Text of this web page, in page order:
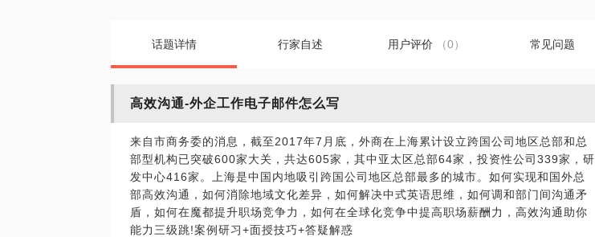
话题详情 行家自述 用户评价 （0） 常见问题
高效沟通-外企工作电子邮件怎么写
来自市商务委的消息，截至2017年7月底，外商在上海累计设立跨国公司地区总部和总
部型机构已突破600家大关，共达605家，其中亚太区总部64家，投资性公司339家，研
发中心416家。上海是中国内地吸引跨国公司地区总部最多的城市。如何实现和国外总
部高效沟通，如何消除地域文化差异，如何解决中式英语思维，如何调和部门间沟通矛
盾，如何在魔都提升职场竞争力，如何在全球化竞争中提高职场薪酬力，高效沟通助你
能力三级跳!案例研习+面授技巧+答疑解惑